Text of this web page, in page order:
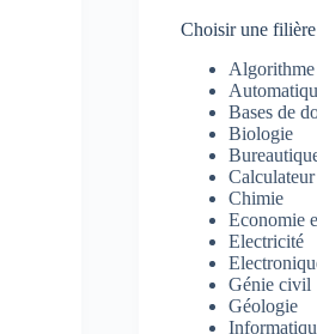
Choisir une filière
Algorithme
Bases de
Biologie
Calculateur
Chimie
Economie
Electricité
Génie civil
Géologie